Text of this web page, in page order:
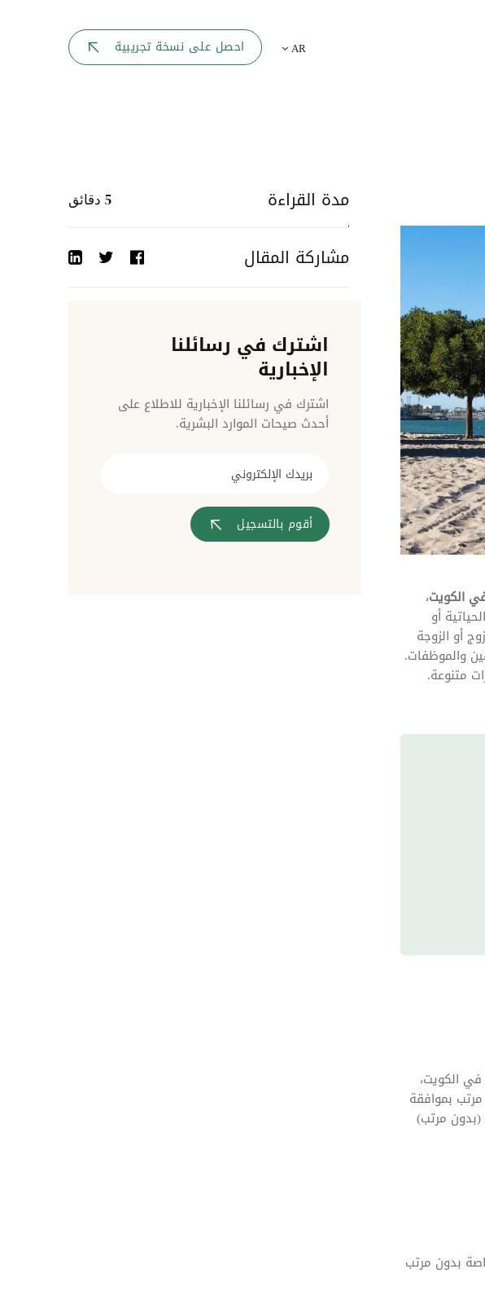
AR احصل على نسخة تجريبية
الكويت،
أو
أو الزوجة
والموظفات.
متنوعة.
(50) من قانون العمل في الكويت،
بموافقة
(بدون مرتب)
بدون مرتب
مدة القراءة 5 دقائق
مشاركة المقال
اشترك في رسائلنا
الإخبارية
اشترك في رسائلنا الإخبارية للاطلاع على
أحدث صيحات الموارد البشرية.
أقوم بالتسجيل
مراقبة الدخول